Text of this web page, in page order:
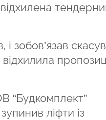
зобов’язав
“Будкомплект”
ліфти із